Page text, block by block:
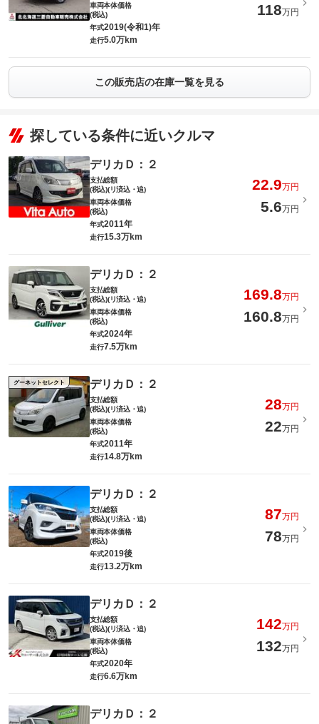
車両本体価格
(税込)
118万円
年式2019(令和1)年
走行5.0万km
この販売店の在庫一覧を見る
探している条件に近いクルマ
デリカＤ：２
支払総額
(税込)(リ済込・追)
22.9万円
車両本体価格
(税込)
5.6万円
年式2011年
走行15.3万km
デリカＤ：２
支払総額
(税込)(リ済込・追)
169.8万円
車両本体価格
(税込)
160.8万円
年式2024年
走行7.5万km
グーネットセレクト デリカＤ：２
支払総額
(税込)(リ済込・追)
28万円
車両本体価格
(税込)
22万円
年式2011年
走行14.8万km
デリカＤ：２
支払総額
(税込)(リ済込・追)
87万円
車両本体価格
(税込)
78万円
年式2019後
走行13.2万km
デリカＤ：２
支払総額
(税込)(リ済込・追)
142万円
車両本体価格
(税込)
132万円
年式2020年
走行6.6万km
デリカＤ：２